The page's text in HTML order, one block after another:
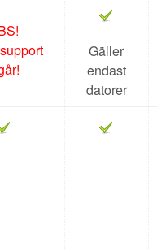
Gäller
endast
datorer